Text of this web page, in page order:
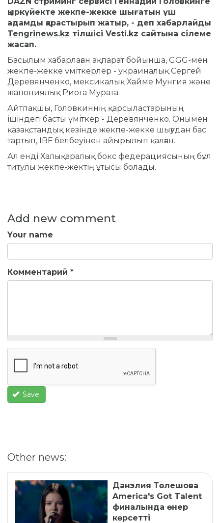
қыркүйекте жекпе-жекке шығатын үш
адамды қарастырып жатыр, - деп хабарлайды
Tengrinews.kz тілшісі Vesti.kz сайтына сілеме
жасап.
Басылым хабарлаған ақпарат бойынша, GGG-мен
жекпе-жекке үміткерлер - украиналық Сергей
Деревянченко, мексикалық Хайме Мунгия және
жапониялық Риота Мурата.
Айтпақшы, Головкиннің қарсыластарының
ішіндегі басты үміткер - Деревянченко. Онымен
қазақстандық кезінде жекпе-жекке шығудан бас
тартып, IBF белбеуінен айырылып қалған.
Ал енді Халықаралық бокс федерациясының бұл
титулы жекпе-жектің ұтысы болады.
Add new comment
Your name
Комментарий *
Save
Other news:
Данэлия Төлешова
America's Got Talent
финалында өнер
көрсетті